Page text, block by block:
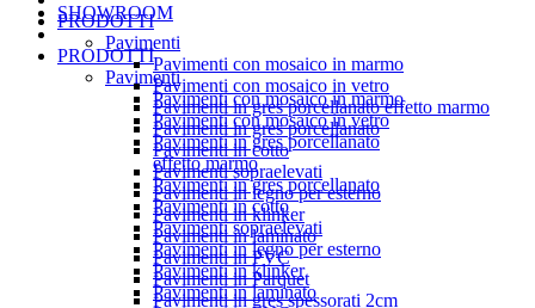
SHOWROOM
PRODOTTI
Pavimenti
Pavimenti con mosaico in marmo
Pavimenti con mosaico in vetro
Pavimenti in gres porcellanato
effetto marmo
Pavimenti in gres porcellanato
Pavimenti in cotto
Pavimenti sopraelevati
Pavimenti in legno per esterno
Pavimenti in klinker
Pavimenti in laminato
PRODOTTI
Pavimenti
Pavimenti con mosaico in marmo
Pavimenti con mosaico in vetro
Pavimenti in gres porcellanato effetto marmo
Pavimenti in gres porcellanato
Pavimenti in cotto
Pavimenti sopraelevati
Pavimenti in legno per esterno
Pavimenti in klinker
Pavimenti in laminato
Pavimenti in PVC
Pavimenti in Parquet
Pavimenti in gres spessorati 2cm